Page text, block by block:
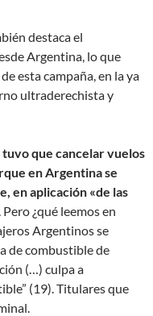
destaca el
Argentina, lo que
esta campaña, en la ya
ultraderechista y
que cancelar vuelos
en Argentina se
en aplicación «de las
Pero ¿qué leemos en
Argentinos se
de combustible de
(…) culpa a
(19). Titulares que